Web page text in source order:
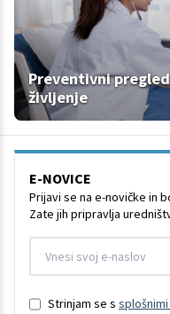
Preventivni
življenje
E-NOVICE
Prijavi se na e-novičke in
Zate jih pripravlja
Strinjam se s